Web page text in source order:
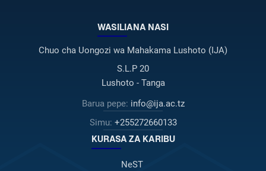
WASILIANA NASI
Chuo cha Uongozi wa Mahakama Lushoto (IJA)
S.L.P 20
Lushoto - Tanga
Barua pepe: info@ija.ac.tz
Simu: +255272660133
KURASA ZA KARIBU
NeST